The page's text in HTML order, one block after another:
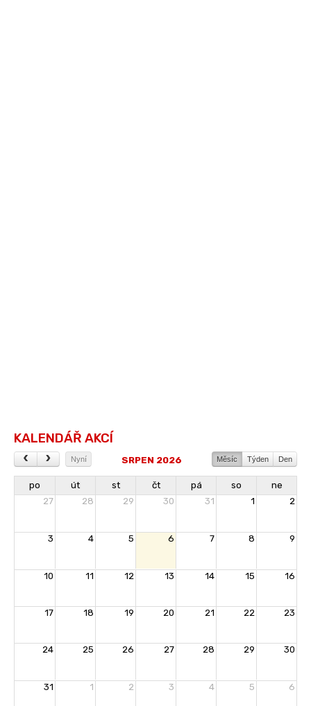
KALENDÁŘ AKCÍ
Nyní Měsíc Týden Den
SRPEN 2026
po út st čt pá so
ne
27
28 29 30 31 1 2
3 4 5 6 7 8 9
10 11 12 13 14 15 16
17 18 19 20 21 22 23
24 25 26 27 28 29 30
31 1 2 3 4 5 6